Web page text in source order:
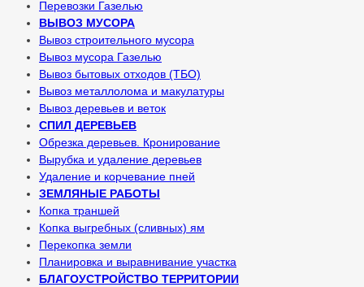
Перевозки Газелью
ВЫВОЗ МУСОРА
Вывоз строительного мусора
Вывоз мусора Газелью
Вывоз бытовых отходов (ТБО)
Вывоз металлолома и макулатуры
Вывоз деревьев и веток
СПИЛ ДЕРЕВЬЕВ
Обрезка деревьев. Кронирование
Вырубка и удаление деревьев
Удаление и корчевание пней
ЗЕМЛЯНЫЕ РАБОТЫ
Копка траншей
Копка выгребных (сливных) ям
Перекопка земли
Планировка и выравнивание участка
БЛАГОУСТРОЙСТВО ТЕРРИТОРИИ